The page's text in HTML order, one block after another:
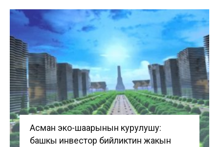
Асман эко-шаарынын курулушу:
башкы инвестор бийликтин жакын